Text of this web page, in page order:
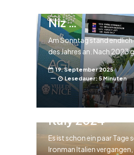
Niz …
Am Sonntag stand endlich
des Jahres an. Nach 2023
19. September 2025
Lesedauer: 5 Minuten
Rennbericht
Italy 2024
Es ist schon ein paar Tage
Ironman Italien vergangen,